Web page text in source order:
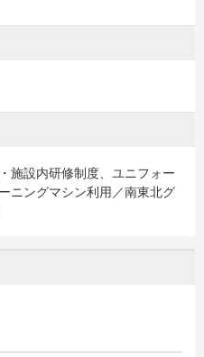
施設内研修制度、ユニフォー
ニングマシン利用／南東北グ